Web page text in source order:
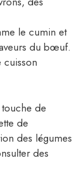
le cumin et
du bœuf.
cuisson
de
de
des légumes
des